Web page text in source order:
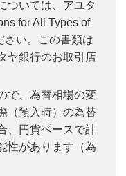
ついては、アユタ
for All Types of
さい。この書類は
ヤ銀行のお取引店
で、為替相場の変
（預入時）の為替
、円貨ベースで計
性があります（為